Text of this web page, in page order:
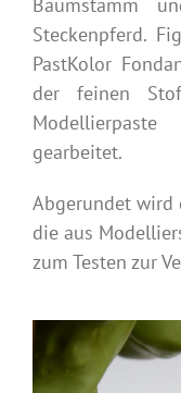
Steckenpferd.
PastKolor
der feinen
Modellierpaste
gearbeitet.
Abgerundet wird
die aus
zum Testen zur